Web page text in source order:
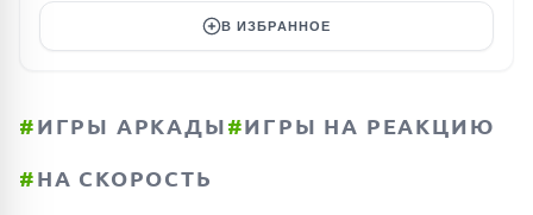
В ИЗБРАННОЕ
#ИГРЫ АРКАДЫ#ИГРЫ НА РЕАКЦИЮ
#НА СКОРОСТЬ